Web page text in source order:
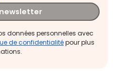
données personnelles avec
de confidentialitépour plus